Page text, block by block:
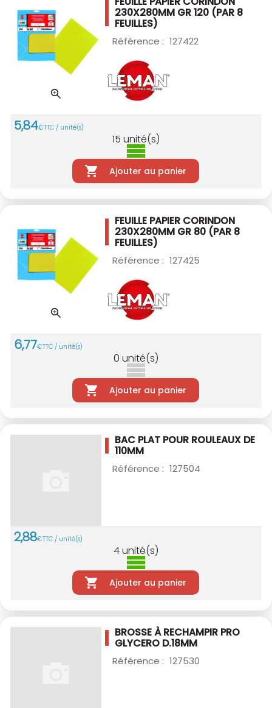
230X280MM GR 120 (PAR 8
FEUILLES)
Référence : 127422
5,84€TTC / unité(s)
15 unité(s)
Ajouter au panier
FEUILLE PAPIER CORINDON
230X280MM GR 80 (PAR 8
FEUILLES)
Référence : 127425
6,77€TTC / unité(s)
0 unité(s)
Ajouter au panier
BAC PLAT POUR ROULEAUX DE
110MM
Référence : 127504
2,88€TTC / unité(s)
4unité(s)
Ajouter au panier
BROSSE À RECHAMPIR PRO
GLYCERO D.18MM
Référence : 127530